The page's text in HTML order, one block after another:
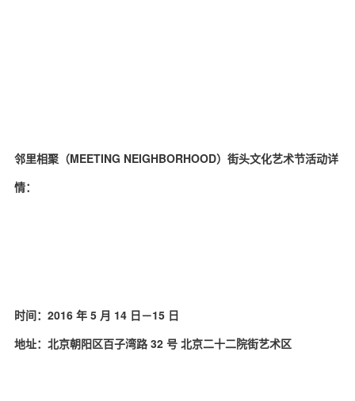
邻里相聚（MEETING NEIGHBORHOOD）街头文化艺术节活动详
情：
时间：2016 年 5 月 14 日－15 日
地址：北京朝阳区百子湾路 32 号 北京二十二院街艺术区